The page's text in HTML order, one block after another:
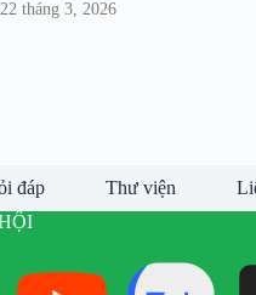
22 tháng 3, 2026
đáp Thư viện